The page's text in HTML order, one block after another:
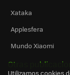
Xataka
Applesfera
Mundo Xiaomi
Otras
Utilizamos cookies